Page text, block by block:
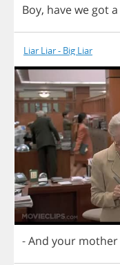
Boy, havewegota
Liar Liar - Big Liar
-And your mother